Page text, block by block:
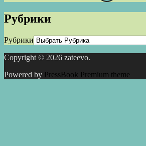
Рубрики
Рубрики
Copyright © 2026 zateevo.
Powered by PressBook Premium theme